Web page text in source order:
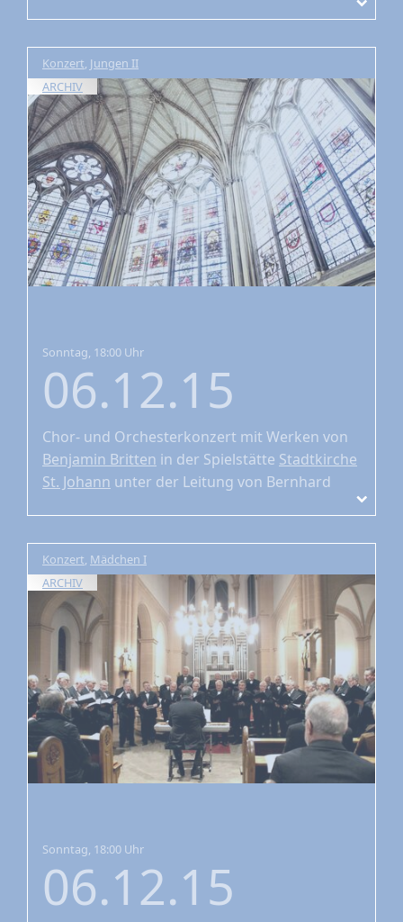
Konzert, Jungen II
ARCHIV
Sonntag, 18:00 Uhr
06.12.15
Chor- und Orchesterkonzert mit Werken von
Benjamin Britten in der Spielstätte Stadtkirche
St. Johann unter der Leitung von Bernhard
Konzert, Mädchen I
ARCHIV
Sonntag, 18:00 Uhr
06.12.15